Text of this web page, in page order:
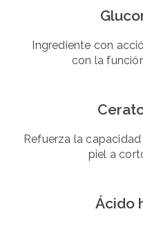
Ingrediente con
con la
Refuerza la
piel a
Ácido